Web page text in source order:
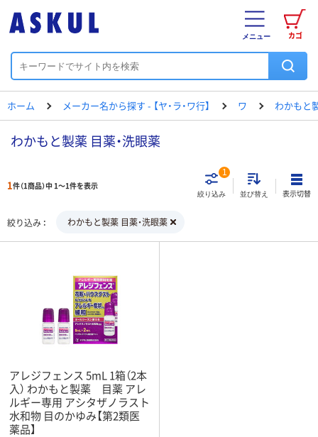
カゴ
メニュー
ホーム メーカー名から探す - 【ヤ・ラ・ワ行】 ワ わかもと
わかもと製薬 目薬・洗眼薬
1件（1商品）中 1～1件を表示
絞り込み
1
並び替え 表示切替
絞り込み わかもと製薬 目薬・洗眼薬
アレジフェンス 5mL 1箱（2本
入） わかもと製薬 目薬 アレ
ルギー専用 アシタザノラスト
水和物 目のかゆみ【第2類医
薬品】